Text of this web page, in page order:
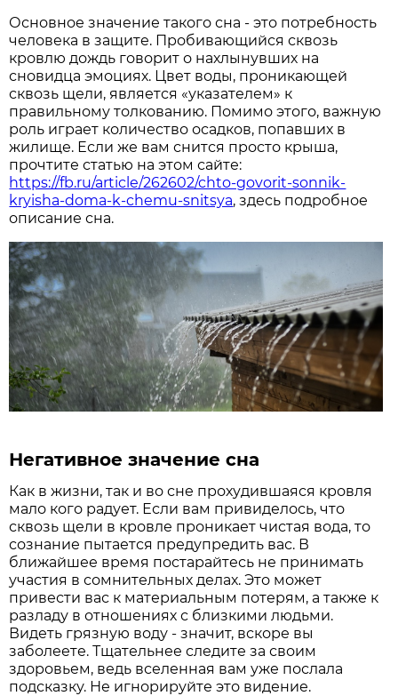
Основное значение такого сна - это потребность
человека в защите. Пробивающийся сквозь
кровлю дождь говорит о нахлынувших на
сновидца эмоциях. Цвет воды, проникающей
сквозь щели, является «указателем» к
правильному толкованию. Помимо этого, важную
роль играет количество осадков, попавших в
жилище. Если же вам снится просто крыша,
прочтите статью на этом сайте:
https://fb.ru/article/262602/chto-govorit-sonnik-
kryisha-doma-k-chemu-snitsya, здесь подробное
описание сна.
Негативное значение сна
Как в жизни, так и во сне прохудившаяся кровля
мало кого радует. Если вам привиделось, что
сквозь щели в кровле проникает чистая вода, то
сознание пытается предупредить вас. В
ближайшее время постарайтесь не принимать
участия в сомнительных делах. Это может
привести вас к материальным потерям, а также к
разладу в отношениях с близкими людьми.
Видеть грязную воду - значит, вскоре вы
заболеете. Тщательнее следите за своим
здоровьем, ведь вселенная вам уже послала
подсказку. Не игнорируйте это видение.